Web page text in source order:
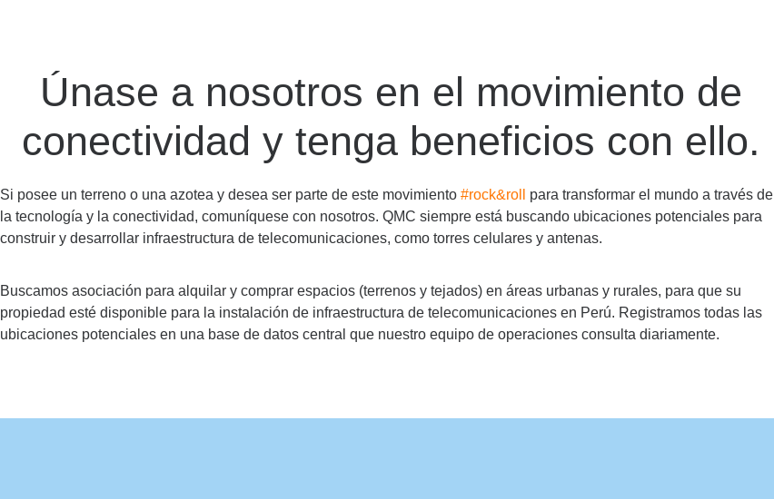
Únase a nosotros en el movimiento de
conectividad y tenga beneficios con ello.
Si posee un terreno o una azotea y desea ser parte de este movimiento #rock&roll
para transformar el mundo a través de
la tecnología y la conectividad, comuníquese con nosotros. QMC siempre está buscando ubicaciones potenciales para
construir y desarrollar infraestructura de telecomunicaciones, como torres celulares y antenas.
Buscamos asociación para alquilar y comprar espacios (terrenos y tejados) en áreas urbanas y rurales, para que su
propiedad esté disponible para la instalación de infraestructura de telecomunicaciones en Perú. Registramos todas las
ubicaciones potenciales en una base de datos central que nuestro equipo de operaciones consulta diariamente.